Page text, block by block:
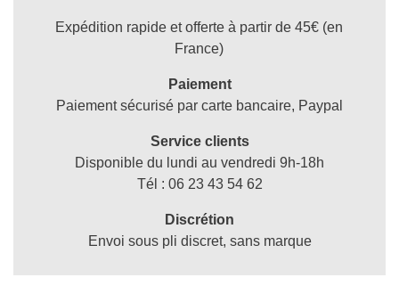
Expédition rapide et offerte à partir de 45€ (en
France)
Paiement
Paiement sécurisé par carte bancaire, Paypal
Service clients
Disponible du lundi au vendredi 9h-18h
Tél : 06 23 43 54 62
Discrétion
Envoi sous pli discret, sans marque